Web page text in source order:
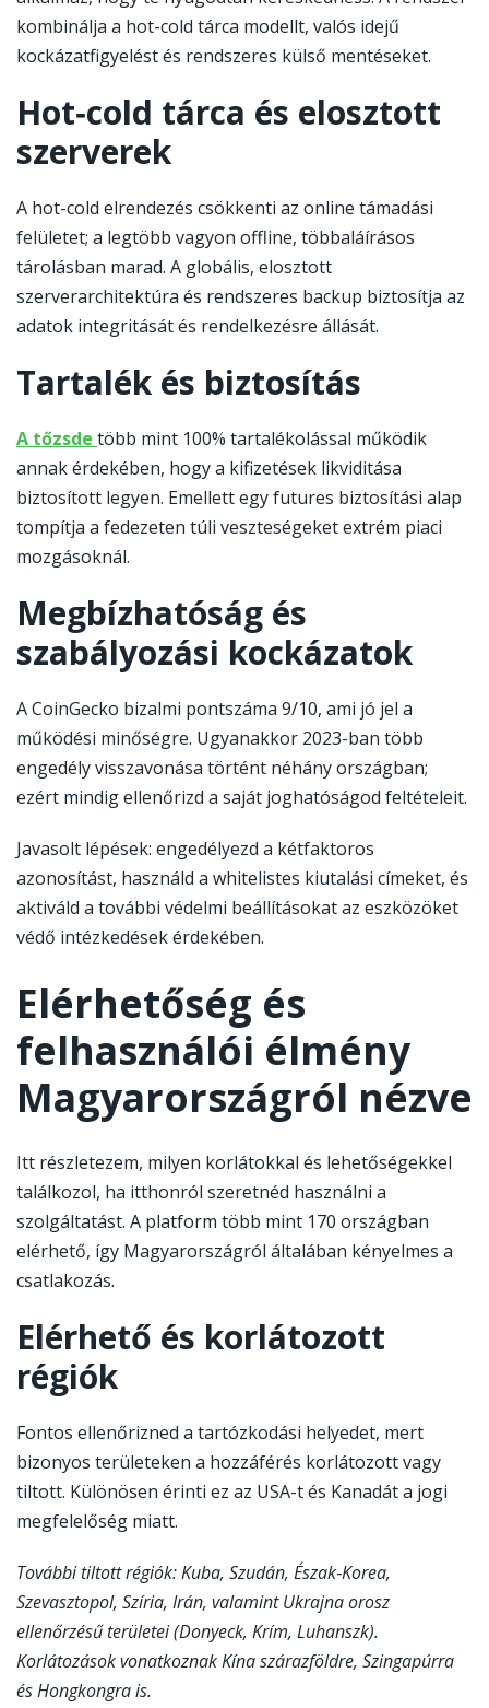
kombinálja a hot-cold tárca modellt, valós idejű
kockázatfigyelést és rendszeres külső mentéseket.
Hot‑cold tárca és elosztott
szerverek
A hot-cold elrendezés csökkenti az online támadási
felületet; a legtöbb vagyon offline, többaláírásos
tárolásban marad. A globális, elosztott
szerverarchitektúra és rendszeres backup biztosítja az
adatok integritását és rendelkezésre állását.
Tartalék és biztosítás
A tőzsde -
Go
mexc
több mint 100% tartalékolással működik
annak érdekében, hogy a kifizetések likviditása
biztosított legyen. Emellett egy futures biztosítási alap
tompítja a fedezeten túli veszteségeket extrém piaci
mozgásoknál.
Megbízhatóság és
szabályozási kockázatok
A CoinGecko bizalmi pontszáma 9/10, ami jó jel a
működési minőségre. Ugyanakkor 2023-ban több
engedély visszavonása történt néhány országban;
ezért mindig ellenőrizd a saját joghatóságod feltételeit.
Javasolt lépések: engedélyezd a kétfaktoros
azonosítást, használd a whitelistes kiutalási címeket, és
aktiváld a további védelmi beállításokat az eszközöket
védő intézkedések érdekében.
Elérhetőség és
felhasználói élmény
Magyarországról nézve
Itt részletezem, milyen korlátokkal és lehetőségekkel
találkozol, ha itthonról szeretnéd használni a
szolgáltatást. A platform több mint 170 országban
elérhető, így Magyarországról általában kényelmes a
csatlakozás.
Elérhető és korlátozott
régiók
Fontos ellenőrizned a tartózkodási helyedet, mert
bizonyos területeken a hozzáférés korlátozott vagy
tiltott. Különösen érinti ez az USA-t és Kanadát a jogi
megfelelőség miatt.
További tiltott régiók: Kuba, Szudán, Észak‑Korea,
Szevasztopol, Szíria, Irán, valamint Ukrajna orosz
ellenőrzésű területei (Donyeck, Krím, Luhanszk).
Korlátozások vonatkoznak Kína szárazföldre, Szingapúrra
és Hongkongra is.